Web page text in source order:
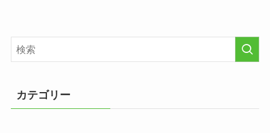
カテゴリー